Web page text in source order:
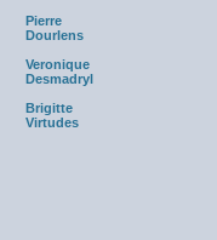
Pierre
Dourlens
Veronique
Desmadryl
Brigitte
Virtudes